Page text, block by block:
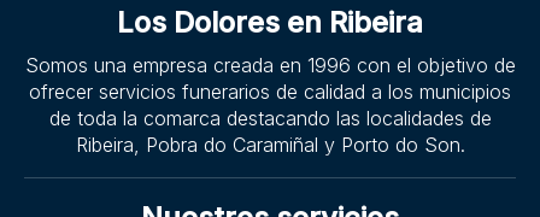
Los Dolores en Ribeira
Somos una empresa creada en 1996 con el objetivo de
ofrecer servicios funerarios de calidad a los municipios
de toda la comarca destacando las localidades de
Ribeira, Pobra do Caramiñal y Porto do Son.